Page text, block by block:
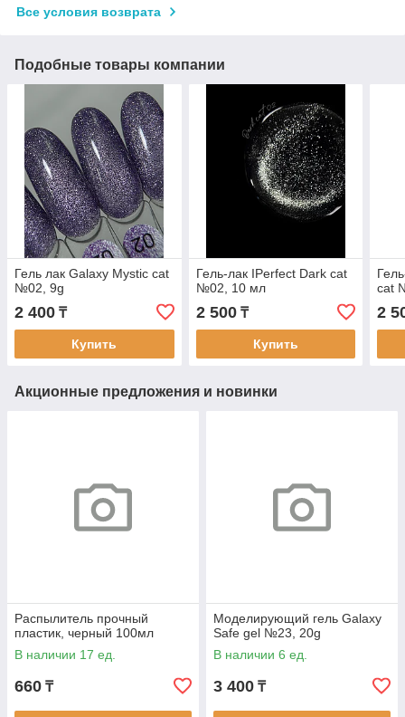
Все условия возврата
Подобные товары компании
Гель лак Galaxy Mystic cat
№02, 9g
2 400 ₸
Купить
Гель-лак IPerfect Dark cat
№02, 10 мл
2 500₸
Купить
cat
2
Акционные предложения и новинки
Распылитель прочный
пластик, черный 100мл
В наличии 17 ед.
660 ₸
Моделирующий гель Galaxy
Safe gel №23, 20g
В наличии 6 ед.
3 400 ₸